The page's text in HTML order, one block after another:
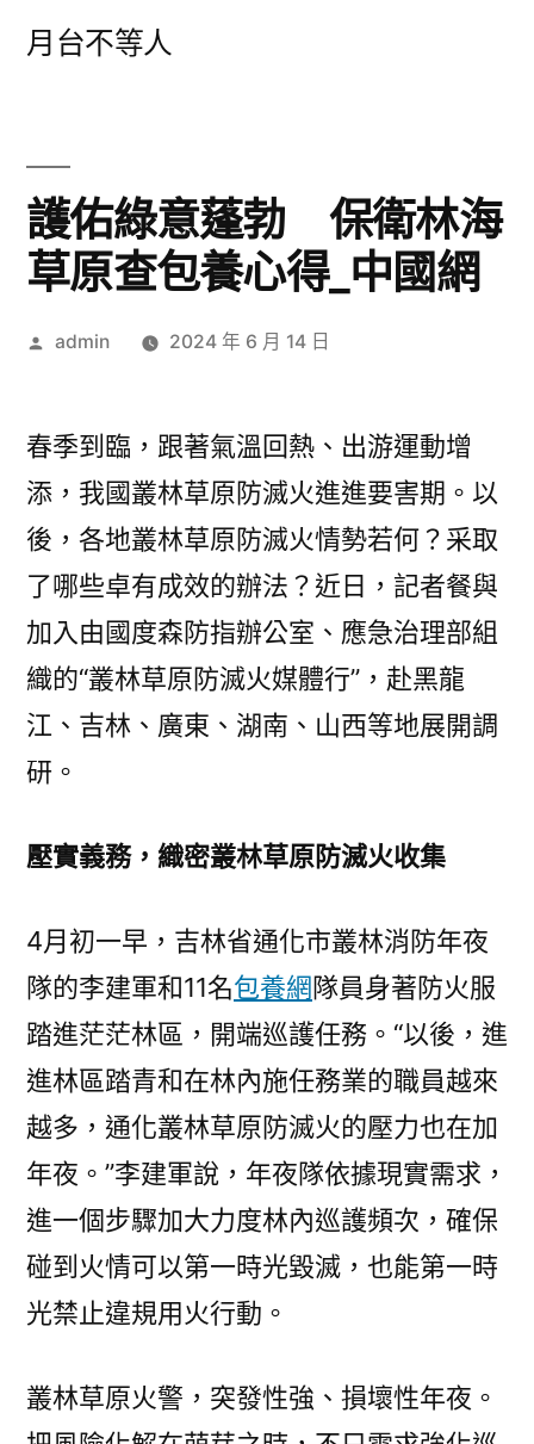
月台不等人
護佑綠意蓬勃 保衛林海
草原查包養心得_中國網
作
admin 2024 年 6 月 14 日
春季到臨，跟著氣溫回熱、出游運動增
添，我國叢林草原防滅火進進要害期。以
後，各地叢林草原防滅火情勢若何？采取
了哪些卓有成效的辦法？近日，記者餐與
加入由國度森防指辦公室、應急治理部組
織的“叢林草原防滅火媒體行”，赴黑龍
江、吉林、廣東、湖南、山西等地展開調
研。
壓實義務，織密叢林草原防滅火收集
4月初一早，吉林省通化市叢林消防年夜
隊的李建軍和11名包養網隊員身著防火服
踏進茫茫林區，開端巡護任務。“以後，進
進林區踏青和在林內施任務業的職員越來
越多，通化叢林草原防滅火的壓力也在加
年夜。”李建軍說，年夜隊依據現實需求，
進一個步驟加大力度林內巡護頻次，確保
碰到火情可以第一時光毀滅，也能第一時
光禁止違規用火行動。
叢林草原火警，突發性強、損壞性年夜。